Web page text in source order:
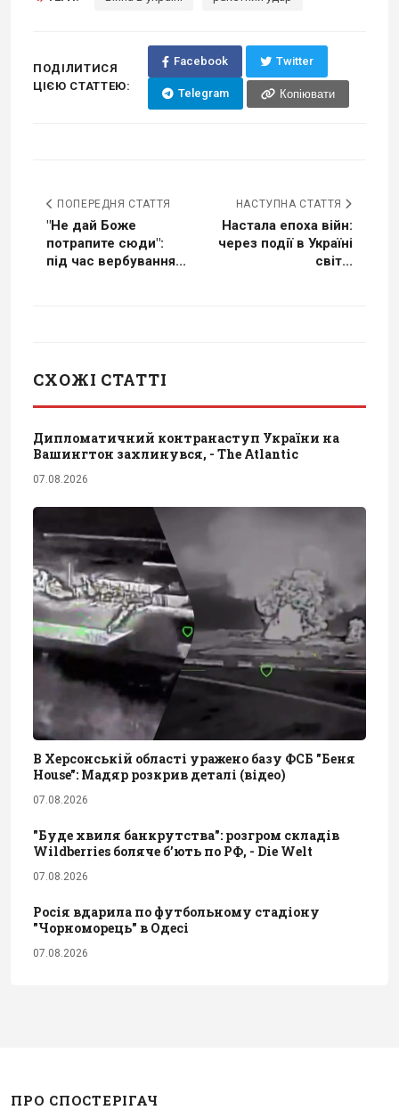
ПОДІЛИТИСЯ
ЦІЄЮ СТАТТЕЮ:
Facebook Twitter
Telegram Копіювати
ПОПЕРЕДНЯ СТАТТЯ
"Не дай Боже
потрапите сюди":
під час вербування...
НАСТУПНА СТАТТЯ
Настала епоха війн:
через події в Україні
світ...
СХОЖІ СТАТТІ
Дипломатичний контранаступ України на
Вашингтон захлинувся, - The Atlantic
07.08.2026
В Херсонській області уражено базу ФСБ "Беня
House": Мадяр розкрив деталі (відео)
07.08.2026
"Буде хвиля банкрутства": розгром складів
Wildberries боляче бʼють по РФ, - Die Welt
07.08.2026
Росія вдарила по футбольному стадіону
"Чорноморець" в Одесі
07.08.2026
ПРО СПОСТЕРІГАЧ